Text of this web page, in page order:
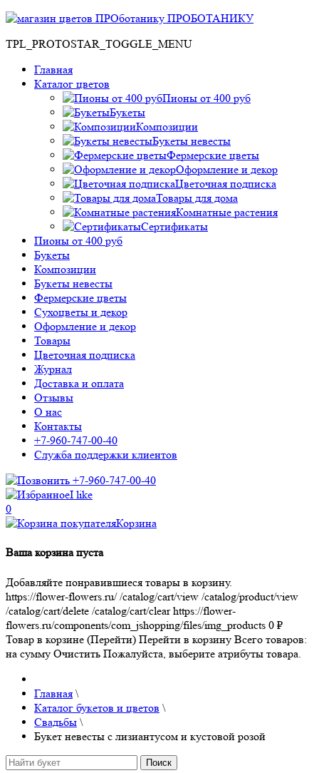
ПРОБОТАНИКУ
TPL_PROTOSTAR_TOGGLE_MENU
Главная
Каталог цветов
Пионы от 400 руб
Букеты
Композиции
Букеты невесты
Фермерские цветы
Оформление и декор
Цветочная подписка
Товары для дома
Комнатные растения
Сертификаты
Пионы от 400 руб
Букеты
Композиции
Букеты невесты
Фермерские цветы
Сухоцветы и декор
Оформление и декор
Товары
Цветочная подписка
Журнал
Доставка и оплата
Отзывы
О нас
Контакты
+7-960-747-00-40
Служба поддержки клиентов
+7-960-747-00-40
I like
0
Корзина
Ваша корзина пуста
Добавляйте понравившиеся товары в корзину.
https://flower-flowers.ru/ /catalog/cart/view /catalog/product/view
/catalog/cart/delete /catalog/cart/clear https://flower-
flowers.ru/components/com_jshopping/files/img_products 0 ₽
Товар в корзине (Перейти) Перейти в корзину Всего товаров:
на сумму Очистить Пожалуйста, выберите атрибуты товара.
Главная \
Каталог букетов и цветов \
Свадьбы \
Букет невесты с лизиантусом и кустовой розой